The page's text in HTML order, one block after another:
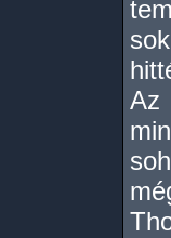
Az